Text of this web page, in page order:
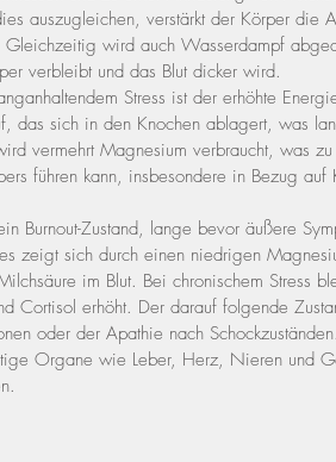
auszugleichen, verstärkt der Körper die
Gleichzeitig wird auch Wasserdampf
verbleibt und das Blut dicker wird.
Stress ist der erhöhte
das sich in den Knochen ablagert, was
vermehrt Magnesium verbraucht, was
führen kann, insbesondere in Bezug
Burnout-Zustand, lange bevor äußere
zeigt sich durch einen niedrigen
im Blut. Bei chronischem Stress
Cortisol erhöht. Der darauf folgende
oder der Apathie nach
Organe wie Leber, Herz, Nieren und